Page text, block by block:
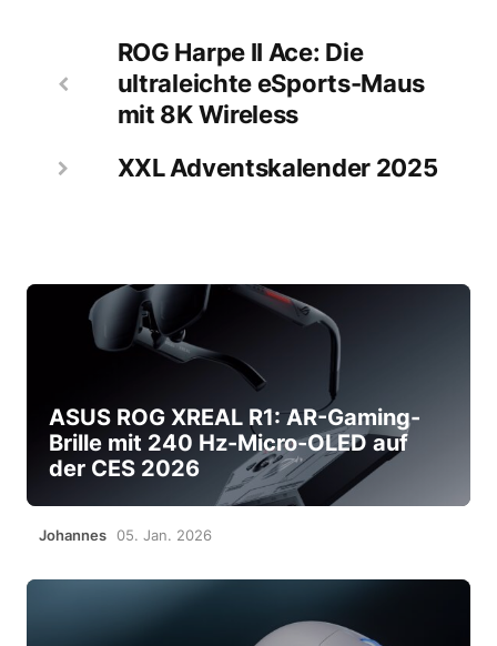
ROG Harpe II Ace: Die
ultraleichte eSports-Maus
mit 8K Wireless
XXL Adventskalender 2025
ASUS ROG XREAL R1: AR-Gaming-
Brille mit 240 Hz-Micro-OLED auf
der CES 2026
Johannes 05. Jan. 2026